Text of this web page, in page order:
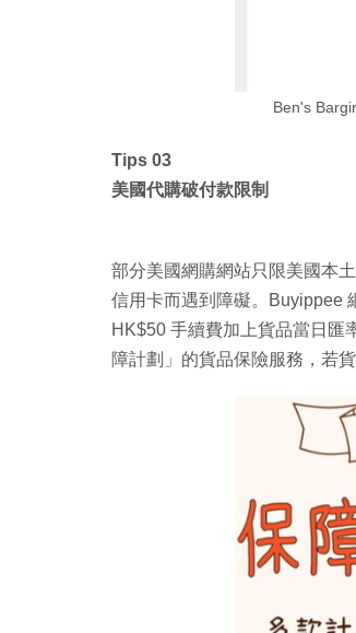
Ben's
Tips 03
美國代購破付款限制
部分美國網購網站只限美國本
信用卡而遇到障礙。Buyippee
HK$50 手續費加上貨品當日匯
障計劃」的貨品保險服務，若